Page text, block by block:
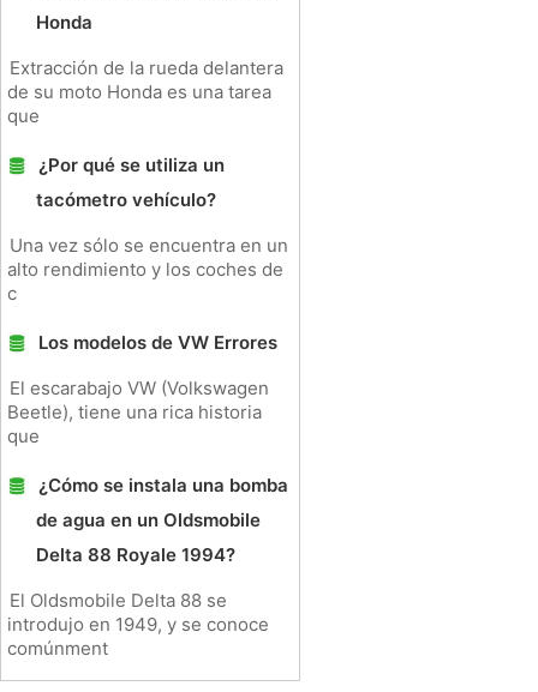
Honda
Extracción de la rueda delantera
de su moto Honda es una tarea
que
¿Por qué se utiliza un
tacómetro vehículo?
Una vez sólo se encuentra en un
alto rendimiento y los coches de
c
Los modelos de VW Errores
El escarabajo VW (Volkswagen
Beetle), tiene una rica historia
que
¿Cómo se instala una bomba
de agua en un Oldsmobile
Delta 88 Royale 1994?
El Oldsmobile Delta 88 se
introdujo en 1949, y se conoce
comúnment